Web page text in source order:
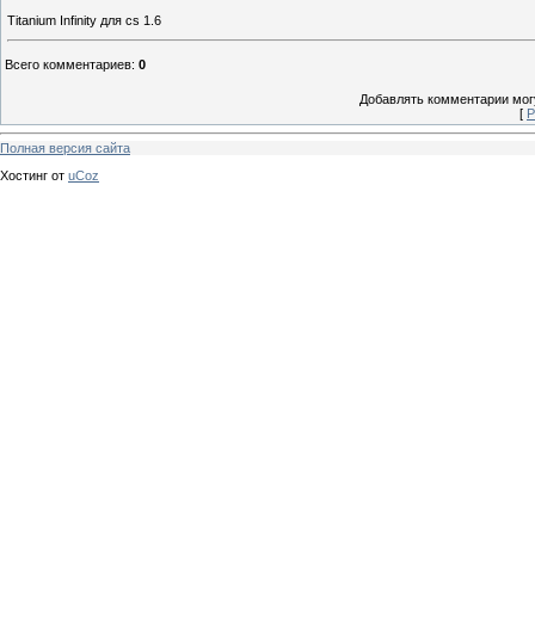
Titanium Infinity для cs 1.6
Всего комментариев: 0
Добавлять комментарии
[
Полная версия сайта
Хостинг от uCoz